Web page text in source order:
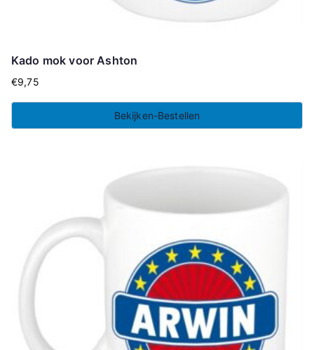
Kado mok voor Ashton
€9,75
Bekijken-Bestellen